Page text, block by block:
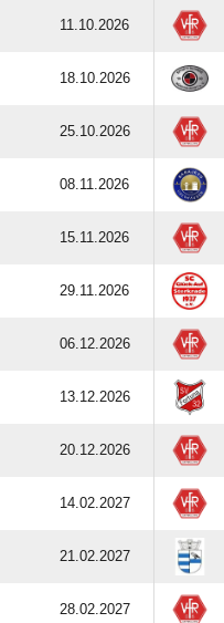
11.10.2026
18.10.2026
25.10.2026
08.11.2026
15.11.2026
29.11.2026
06.12.2026
13.12.2026
20.12.2026
14.02.2027
21.02.2027
28.02.2027